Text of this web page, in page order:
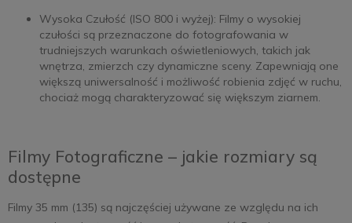
Wysoka Czułość (ISO 800 i wyżej): Filmy o wysokiej
czułości są przeznaczone do fotografowania w
trudniejszych warunkach oświetleniowych, takich jak
wnętrza, zmierzch czy dynamiczne sceny. Zapewniają one
większą uniwersalność i możliwość robienia zdjęć w ruchu,
chociaż mogą charakteryzować się większym ziarnem.
Filmy Fotograficzne – jakie rozmiary są
dostępne
Filmy 35 mm (135) są najczęściej używane ze względu na ich